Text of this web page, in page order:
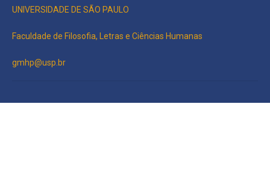
UNIVERSIDADE DE SÃO PAULO
Faculdade de Filosofia, Letras e Ciências Humanas
gmhp@usp.br